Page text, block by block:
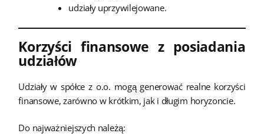
udziały uprzywilejowane.
Korzyści finansowe z posiadania
udziałów
Udziały w spółce z o.o. mogą generować realne korzyści
finansowe, zarówno w krótkim, jak i długim horyzoncie.
Do najważniejszych należą: